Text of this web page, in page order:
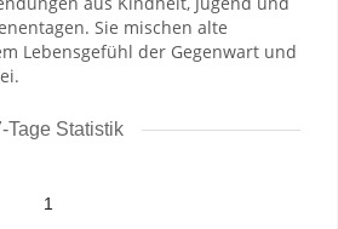
Sie mischen alte
Lebensgefühl der Gegenwart und
Tage Statistik
1